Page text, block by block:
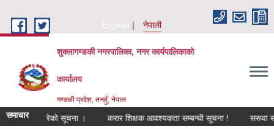
English
नेपाली
शुक्लागण्डकी नगरपालिका, नगर कार्यपालिकाको
कार्यालय
गण्डकी प्रदेश, तनहुँ, नेपाल
समाचार
गर्न बारेको सूचना । करार शिक्षक आवश्यकता सम्बन्धी सूचना ! सरूवा